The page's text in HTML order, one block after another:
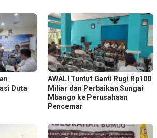
Duta
AWALI Tuntut Ganti Rugi Rp100
Miliar dan Perbaikan Sungai
Mbango ke Perusahaan
Pencemar